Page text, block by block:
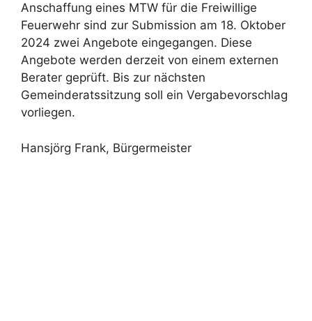
Anschaffung eines MTW für die Freiwillige
Feuerwehr sind zur Submission am 18. Oktober
2024 zwei Angebote eingegangen. Diese
Angebote werden derzeit von einem externen
Berater geprüft. Bis zur nächsten
Gemeinderatssitzung soll ein Vergabevorschlag
vorliegen.
Hansjörg Frank, Bürgermeister